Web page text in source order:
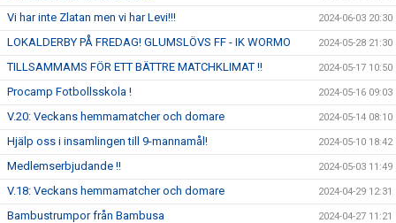
Vi har inte Zlatan men vi har Levi!!! 2024-06-03 20:30
LOKALDERBY PÅ FREDAG! GLUMSLÖVS FF - IK WORMO 2024-05-28 21:30
TILLSAMMAMS FÖR ETT BÄTTRE MATCHKLIMAT !! 2024-05-17 10:50
Procamp Fotbollsskola ! 2024-05-16 09:03
V.20: Veckans hemmamatcher och domare 2024-05-14 08:10
Hjälp oss i insamlingen till 9-mannamål! 2024-05-10 18:42
Medlemserbjudande !! 2024-05-03 11:49
V.18: Veckans hemmamatcher och domare 2024-04-29 12:31
Bambustrumpor från Bambusa 2024-04-27 11:21